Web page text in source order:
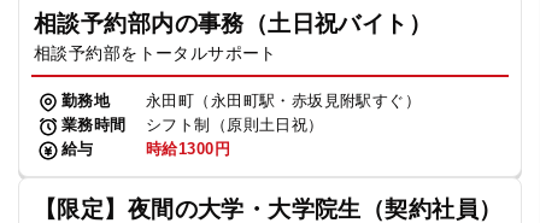
相談予約部内の事務（土日祝バイト）
相談予約部をトータルサポート
勤務地
永田町（永田町駅・赤坂見附駅すぐ）
業務時間
シフト制（原則土日祝）
給与
時給1300円
【限定】夜間の大学・大学院生（契約社員）